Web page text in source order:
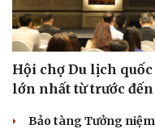
Hội chợ Du lịch quốc
lớn nhất từ trước
Bảo tàng Tưởng